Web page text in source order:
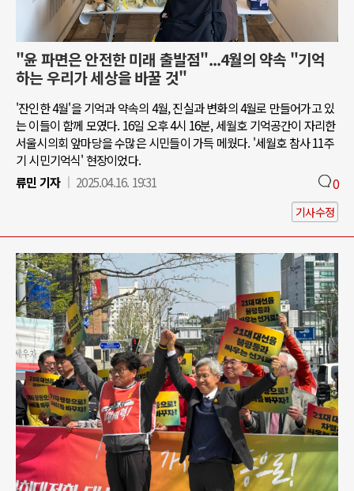
"윤 파면은 안전한 미래 출발점"...4월의 약속 "기억
하는 우리가 세상을 바꿀 것"
'잔인한 4월'을 기억과 약속의 4월, 진실과 변화의 4월로 만들어가고 있
는 이들이 함께 모였다. 16일 오후 4시 16분, 세월호 기억공간이 자리한
서울시의회 앞마당을 수많은 시민들이 가득 메웠다. '세월호 참사 11주
기 시민기억식' 현장이었다.
류민 기자
2025.04.16. 19:31 0
기사수정